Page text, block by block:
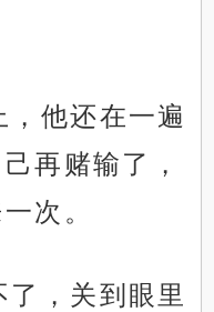
，他还在一遍
再赌输了，
次。
，关到眼里